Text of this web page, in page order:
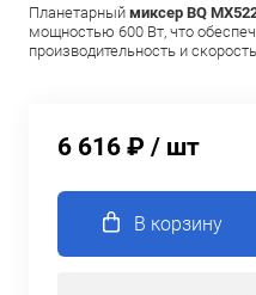
Планетарный миксер BQ MX
мощностью 600 Вт, что
производительность и
6 616 ₽ / шт
В корзину